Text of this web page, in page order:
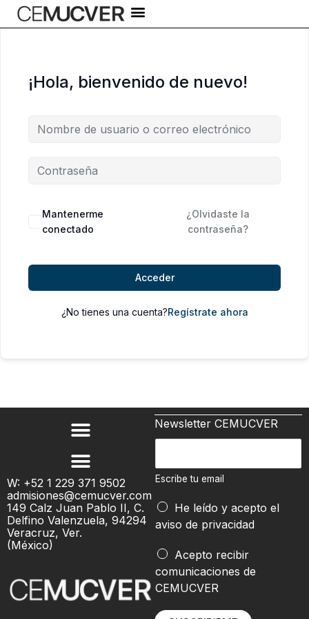
al
¡Hola, bienvenido de nuevo!
Alternative:
Mantenerme
conectado
¿Olvidaste la
contraseña?
Acceder
¿No tienes una cuenta?Regístrate ahora
W: +52 1 229 371 9502
admisiones@cemucver.com
149 Calz Juan Pablo II, C.
Delfino Valenzuela, 94294
Veracruz, Ver.
(México)
Newsletter CEMUCVER
c
i
b
e
u
e
m
Escribe tu email
He leído y acepto el
aviso de privacidad
e
a
l
Acepto recibir
comunicaciones de
CEMUCVER